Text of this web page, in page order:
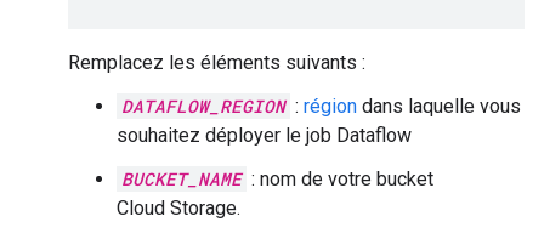
Remplacez les éléments suivants :
DATAFLOW_REGION : région dans laquelle vous
souhaitez déployer le job Dataflow
BUCKET_NAME : nom de votre bucket
Cloud Storage.